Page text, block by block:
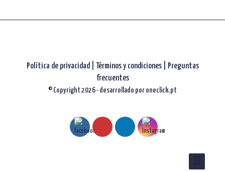
Política de privacidad| Términos y condiciones |
Preguntas
frecuentes
© Copyright 2026 - desarrollado por oneclick.pt